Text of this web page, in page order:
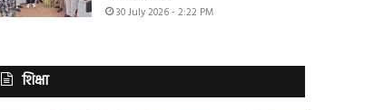
30 July 2026 - 2:22 PM
शिक्षा